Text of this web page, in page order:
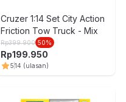
Cruzer 1:14 Set City Action
Friction Tow Truck - Mix
Rp399.900 50%
Rp199.950
514 (ulasan)